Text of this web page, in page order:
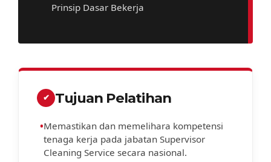
Prinsip Dasar Bekerja
✔ Tujuan Pelatihan
•Memastikan dan memelihara kompetensi
tenaga kerja pada jabatan Supervisor
Cleaning Service secara nasional.